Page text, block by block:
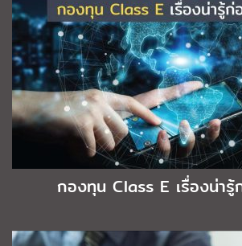
กองทุน Class E เรื่องน่า